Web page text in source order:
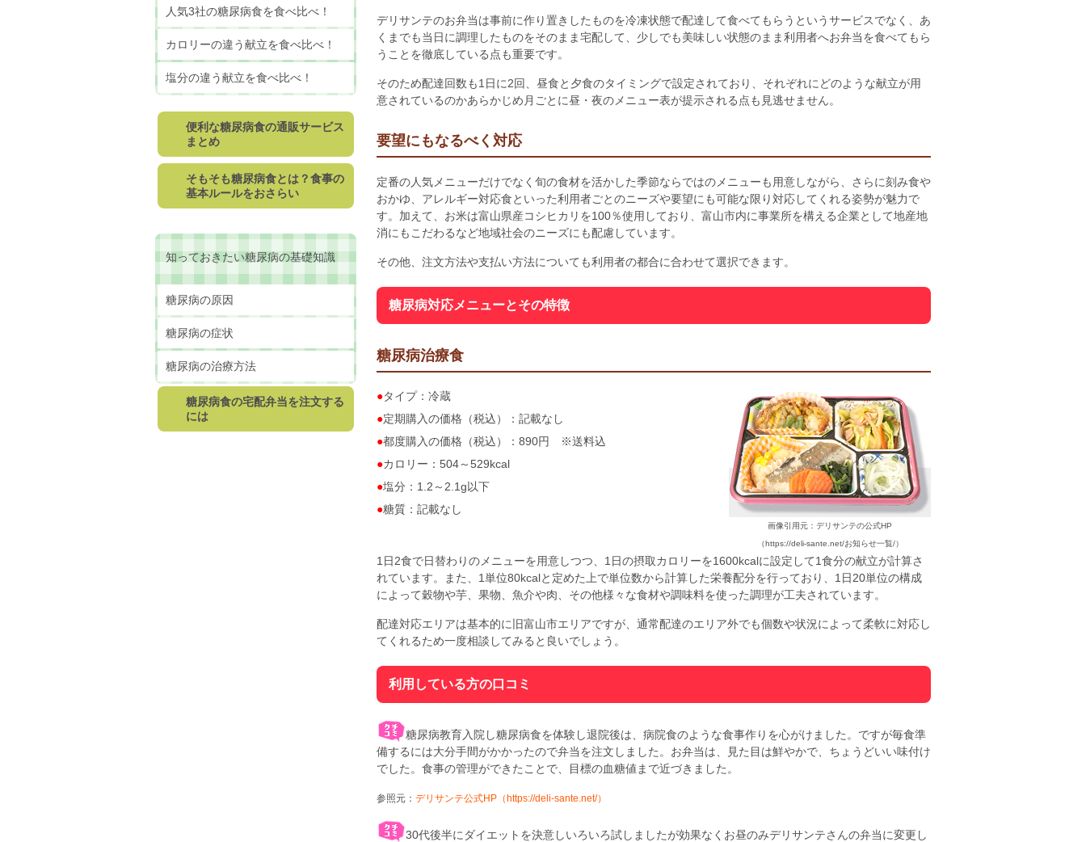
デリサンテのお弁当は事前に作り置きしたものを冷凍状態で配達して食べてもらうというサービスでなく、あ
くまでも当日に調理したものをそのまま宅配して、少しでも美味しい状態のまま利用者へお弁当を食べてもら
うことを徹底している点も重要です。
そのため配達回数も1日に2回、昼食と夕食のタイミングで設定されており、それぞれにどのような献立が用
意されているのかあらかじめ月ごとに昼・夜のメニュー表が提示される点も見逃せません。
要望にもなるべく対応
定番の人気メニューだけでなく旬の食材を活かした季節ならではのメニューも用意しながら、さらに刻み食や
おかゆ、アレルギー対応食といった利用者ごとのニーズや要望にも可能な限り対応してくれる姿勢が魅力で
す。加えて、お米は富山県産コシヒカリを100％使用しており、富山市内に事業所を構える企業として地産地
消にもこだわるなど地域社会のニーズにも配慮しています。
その他、注文方法や支払い方法についても利用者の都合に合わせて選択できます。
糖尿病対応メニューとその特徴
糖尿病治療食
画像引用元：デリサンテの公式HP
（https://deli-sante.net/お知らせ一覧/）
タイプ：冷蔵
定期購入の価格（税込）：記載なし
都度購入の価格（税込）：890円 ※送料込
カロリー：504～529kcal
塩分：1.2～2.1g以下
糖質：記載なし
1日2食で日替わりのメニューを用意しつつ、1日の摂取カロリーを1600kcalに設定して1食分の献立が計算さ
れています。また、1単位80kcalと定めた上で単位数から計算した栄養配分を行っており、1日20単位の構成
によって穀物や芋、果物、魚介や肉、その他様々な食材や調味料を使った調理が工夫されています。
配達対応エリアは基本的に旧富山市エリアですが、通常配達のエリア外でも個数や状況によって柔軟に対応し
てくれるため一度相談してみると良いでしょう。
利用している方の口コミ
糖尿病教育入院し糖尿病食を体験し退院後は、病院食のような食事作りを心がけました。ですが毎食準
備するには大分手間がかかったので弁当を注文しました。お弁当は、見た目は鮮やかで、ちょうどいい味付け
でした。食事の管理ができたことで、目標の血糖値まで近づきました。
参照元： デリサンテ公式HP（https://deli-sante.net/）
30代後半にダイエットを決意しいろいろ試しましたが効果なくお昼のみデリサンテさんの弁当に変更し
人気3社の糖尿病食を食べ比べ！
カロリーの違う献立を食べ比べ！
塩分の違う献立を食べ比べ！
便利な糖尿病食の通販サービス
まとめ
そもそも糖尿病食とは？食事の
基本ルールをおさらい
知っておきたい糖尿病の基礎知識
糖尿病の原因
糖尿病の症状
糖尿病の治療方法
糖尿病食の宅配弁当を注文する
には